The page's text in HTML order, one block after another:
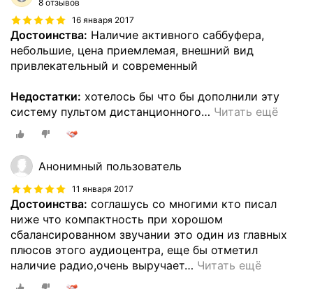
8 отзывов
16 января 2017
Достоинства: Наличие активного саббуфера,
небольшие, цена приемлемая, внешний вид
привлекательный и современный
Недостатки: хотелось бы что бы дополнили эту
систему пультом дистанционного… Читать ещё
Анонимный пользователь
11 января 2017
Достоинства: соглашусь со многими кто писал
ниже что компактность при хорошом
сбалансированном звучании это один из главных
плюсов этого аудиоцентра, еще бы отметил
наличие радио,очень выручает… Читать ещё